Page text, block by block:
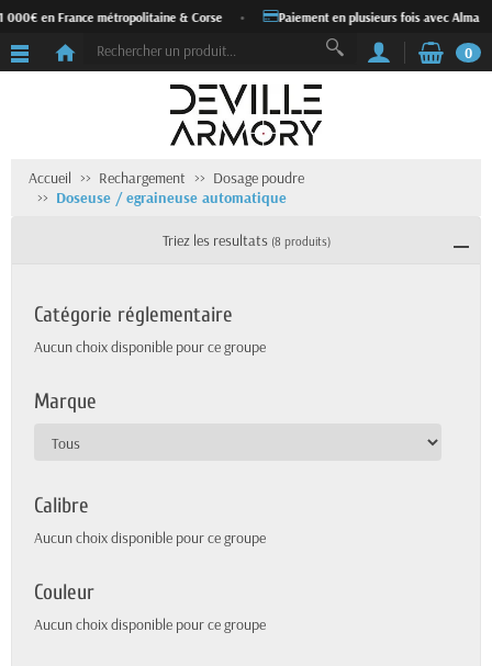
en France métropolitaine & Corse Paiement en plusieurs fois avec Alma
0
Accueil Rechargement
Dosage poudre
Doseuse / egraineuse automatique
Triez les resultats (8 produits)
Catégorie réglementaire
Aucun choix disponible pour ce groupe
Marque
Calibre
Aucun choix disponible pour ce groupe
Couleur
Aucun choix disponible pour ce groupe